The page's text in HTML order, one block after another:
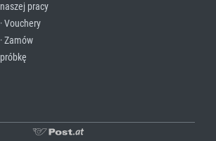
naszej pracy
· Vouchery
· Zamów
próbkę